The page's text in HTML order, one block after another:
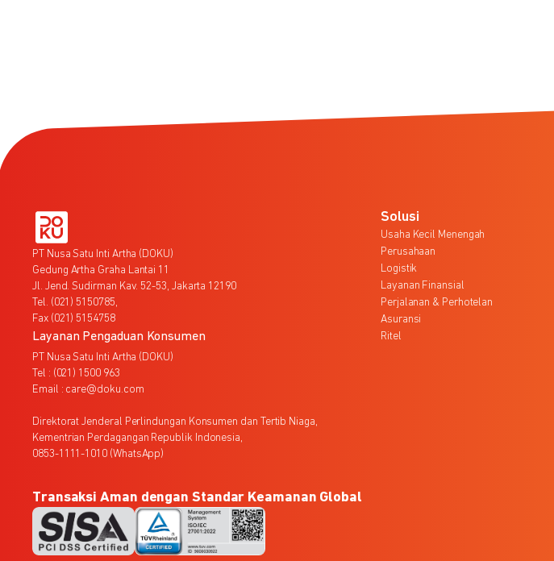
PT Nusa Satu Inti Artha (DOKU)
Gedung Artha Graha Lantai 11
Jl. Jend. Sudirman Kav. 52-53, Jakarta 12190
Tel. (021) 5150785,
Fax (021) 5154758
Layanan Pengaduan Konsumen
PT Nusa Satu Inti Artha (DOKU)
Tel : (021) 1500 963
Email : care@doku.com
Direktorat Jenderal Perlindungan Konsumen dan Tertib Niaga,
Kementrian Perdagangan Republik Indonesia,
0853-1111-1010 (WhatsApp)
Solusi
Usaha Kecil Menengah
Perusahaan
Logistik
Layanan Finansial
Perjalanan & Perhotelan
Asuransi
Ritel
Transaksi Aman dengan Standar Keamanan Global